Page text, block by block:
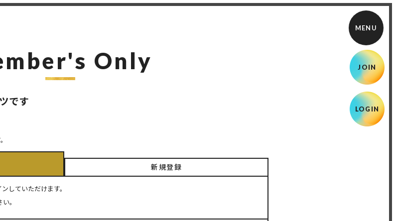
JOIN
LOGIN
Only
です
新規登録
していただけます。
。